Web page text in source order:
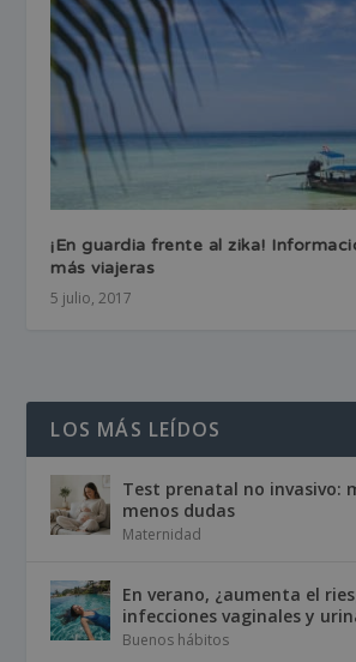
¡En guardia frente al zika!
más viajeras
5 julio, 2017
LOS MÁS LEÍDOS
Test prenatal no invasivo:
menos dudas
Maternidad
En verano, ¿aumenta el
infecciones vaginales y
Buenos hábitos